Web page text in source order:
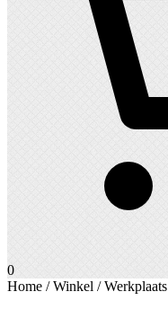
0
Home /Winkel /Werkplaats